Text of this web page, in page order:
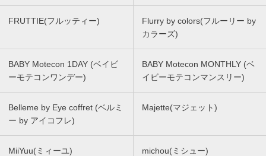
FRUTTIE(フルッティー)
Flurry by colors(フルーリー by
カラーズ)
BABY Motecon 1DAY (ベイビ
ーモテコンワンデー)
BABY Motecon MONTHLY (ベ
イビーモテコンマンスリー)
Belleme by Eye coffret (ベルミ
ー by アイコフレ)
Majette(マジェット)
MiiYuu(ミィーユ) michou(ミシュー)